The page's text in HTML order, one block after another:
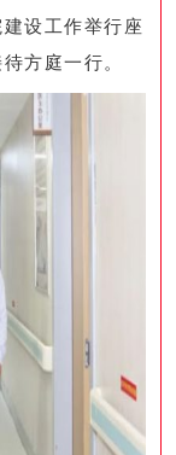
设工作举行座
方庭一行。